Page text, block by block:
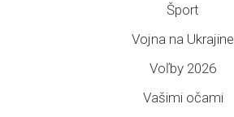
Šport
Vojna na Ukrajine
Voľby 2026
Vašimi očami